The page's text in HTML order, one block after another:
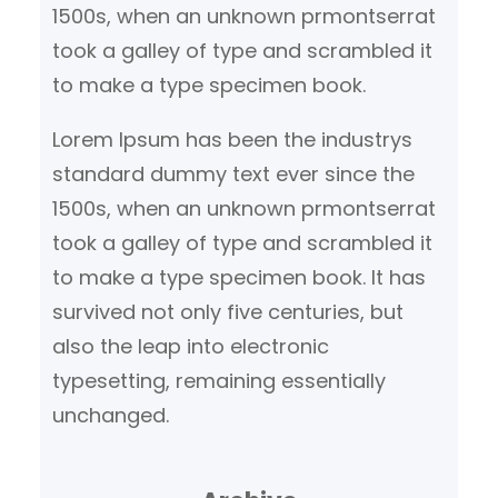
1500s, when an unknown prmontserrat
took a galley of type and scrambled it
to make a type specimen book.
Lorem Ipsum has been the industrys
standard dummy text ever since the
1500s, when an unknown prmontserrat
took a galley of type and scrambled it
to make a type specimen book. It has
survived not only five centuries, but
also the leap into electronic
typesetting, remaining essentially
unchanged.